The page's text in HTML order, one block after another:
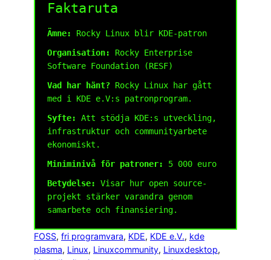
Faktaruta
Ämne:
Rocky Linux blir KDE-patron
Organisation:
Rocky Enterprise
Software Foundation (RESF)
Vad har hänt? Rocky Linux har gått
med i KDE e.V:s patronprogram.
Syfte:
Att stödja KDE:s utveckling,
infrastruktur och communityarbete
ekonomiskt.
Miniminivå för patroner:
5 000 euro
Betydelse:
Visar hur open source-
projekt stärker varandra genom
samarbete och finansiering.
FOSS, fri programvara, KDE, KDE e.V., kde
plasma, Linux, Linuxcommunity, Linuxdesktop